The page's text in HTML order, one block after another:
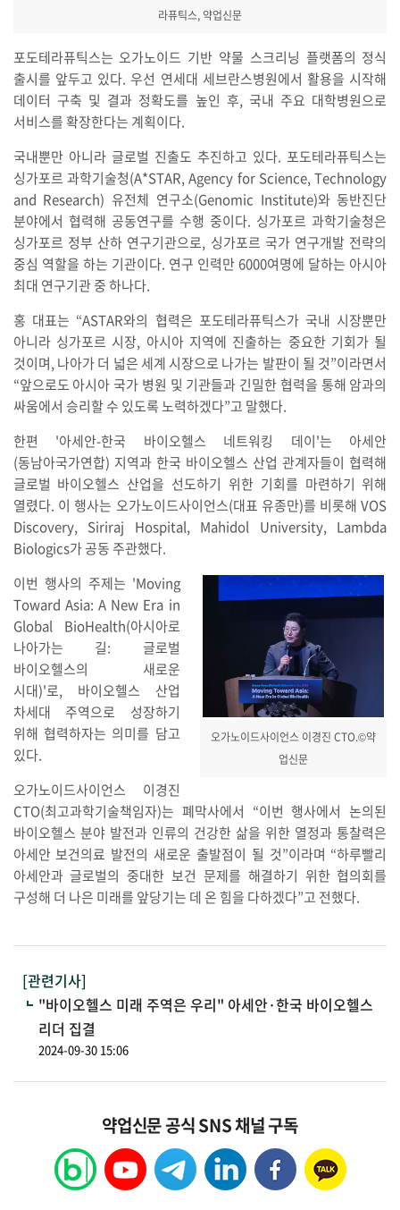
라퓨틱스, 약업신문
포도테라퓨틱스는 오가노이드 기반 약물 스크리닝 플랫폼의 정식
출시를 앞두고 있다. 우선 연세대 세브란스병원에서 활용을 시작해
데이터 구축 및 결과 정확도를 높인 후, 국내 주요 대학병원으로
서비스를 확장한다는 계획이다.
국내뿐만 아니라 글로벌 진출도 추진하고 있다. 포도테라퓨틱스는
싱가포르 과학기술청(A*STAR, Agency for Science, Technology
and Research) 유전체 연구소(Genomic Institute)와 동반진단
분야에서 협력해 공동연구를 수행 중이다. 싱가포르 과학기술청은
싱가포르 정부 산하 연구기관으로, 싱가포르 국가 연구개발 전략의
중심 역할을 하는 기관이다. 연구 인력만 6000여명에 달하는 아시아
최대 연구기관 중 하나다.
홍 대표는 “ASTAR와의 협력은 포도테라퓨틱스가 국내 시장뿐만
아니라 싱가포르 시장, 아시아 지역에 진출하는 중요한 기회가 될
것이며, 나아가 더 넓은 세계 시장으로 나가는 발판이 될 것”이라면서
“앞으로도 아시아 국가 병원 및 기관들과 긴밀한 협력을 통해 암과의
싸움에서 승리할 수 있도록 노력하겠다”고 말했다.
한편 '아세안-한국 바이오헬스 네트워킹 데이'는 아세안
(동남아국가연합) 지역과 한국 바이오헬스 산업 관계자들이 협력해
글로벌 바이오헬스 산업을 선도하기 위한 기회를 마련하기 위해
열렸다. 이 행사는 오가노이드사이언스(대표 유종만)를 비롯해 VOS
Discovery, Siriraj Hospital, Mahidol University, Lambda
Biologics가 공동 주관했다.
오가노이드사이언스 이경진 CTO.©약
업신문
이번 행사의 주제는 'Moving
Toward Asia: A New Era in
Global BioHealth(아시아로
나아가는 길: 글로벌
바이오헬스의 새로운
시대)'로, 바이오헬스 산업
차세대 주역으로 성장하기
위해 협력하자는 의미를 담고
있다.
오가노이드사이언스 이경진
CTO(최고과학기술책임자)는 폐막사에서 “이번 행사에서 논의된
바이오헬스 분야 발전과 인류의 건강한 삶을 위한 열정과 통찰력은
아세안 보건의료 발전의 새로운 출발점이 될 것”이라며 “하루빨리
아세안과 글로벌의 중대한 보건 문제를 해결하기 위한 협의회를
구성해 더 나은 미래를 앞당기는 데 온 힘을 다하겠다”고 전했다.
[관련기사]
"바이오헬스 미래 주역은 우리" 아세안·한국 바이오헬스
리더 집결
2024-09-30 15:06
약업신문 공식 SNS 채널 구독